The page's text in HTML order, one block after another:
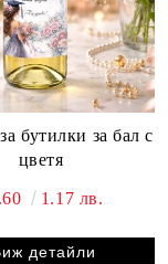
бутилки за бал с
цветя
1.17 лв.
детайли